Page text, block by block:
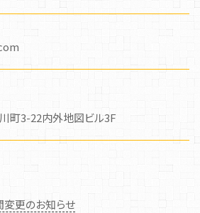
町3-22内外地図ビル3F
更のお知らせ